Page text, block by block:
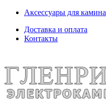
Аксессуары для камина
Доставка и оплата
Контакты